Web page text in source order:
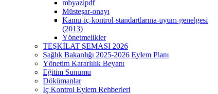
mbyazipdf
Müsteşar-onayı
Kamu-iç-kontrol-standartlarına-uyum-genelgesi
(2013)
Yönetmelikler
TEŞKİLAT ŞEMASI 2026
Sağlık Bakanlığı 2025-2026 Eylem Planı
Yönetim Kararlılık Beyanı
Eğitim Sunumu
Dökümanlar
İç Kontrol Eylem Rehberleri